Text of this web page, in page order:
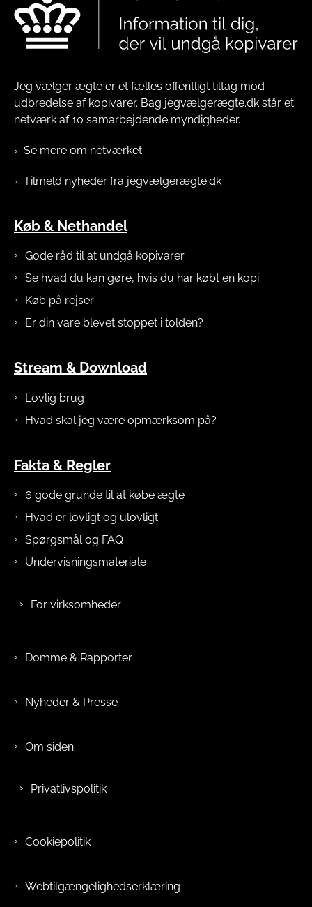
Jeg vælger ægte er et fælles offentligt tiltag mod
udbredelse af kopivarer. Bag jegvælgerægte.dk står et
netværk af 10 samarbejdende myndigheder.
Se mere om netværket
Tilmeld nyheder fra jegvælgerægte.dk
Køb & Nethandel
Gode råd til at undgå kopivarer
Se hvad du kan gøre, hvis du har købt en kopi
Køb på rejser
Er din vare blevet stoppet i tolden?
Stream & Download
Lovlig brug
Hvad skal jeg være opmærksom på?
Fakta & Regler
6 gode grunde til at købe ægte
Hvad er lovligt og ulovligt
Spørgsmål og FAQ
Undervisningsmateriale
For virksomheder
Domme & Rapporter
Nyheder & Presse
Om siden
Privatlivspolitik
Cookiepolitik
Webtilgængelighedserklæring